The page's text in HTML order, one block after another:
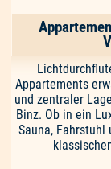
Appartements
und zentraler
Binz. Ob in ein
Sauna,